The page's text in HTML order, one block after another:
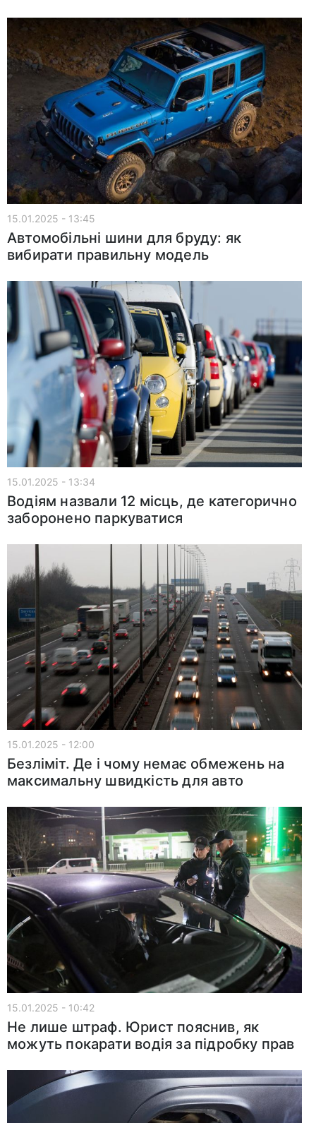
15.01.2025 - 13:45
Автомобільні шини для бруду: як
вибирати правильну модель
15.01.2025 - 13:34
Водіям назвали 12 місць, де категорично
заборонено паркуватися
15.01.2025 - 12:00
Безліміт. Де і чому немає обмежень на
максимальну швидкість для авто
15.01.2025 - 10:42
Не лише штраф. Юрист пояснив, як
можуть покарати водія за підробку прав